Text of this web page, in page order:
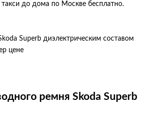
до дома по Москве бесплатно.
Superb диэлектрическим составом
цене
ремня Skoda Superb